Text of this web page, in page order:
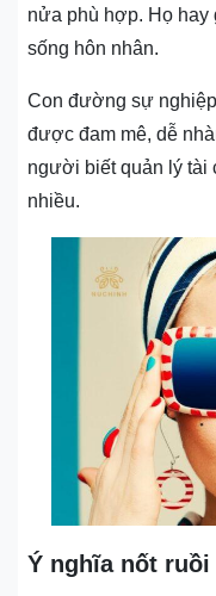
nửa phù hợp. Họ hay
sống hôn nhân.
Con đường sự
được đam mê, dễ
người biết quản lý tài
nhiều.
Ý nghĩa nốt ruồi